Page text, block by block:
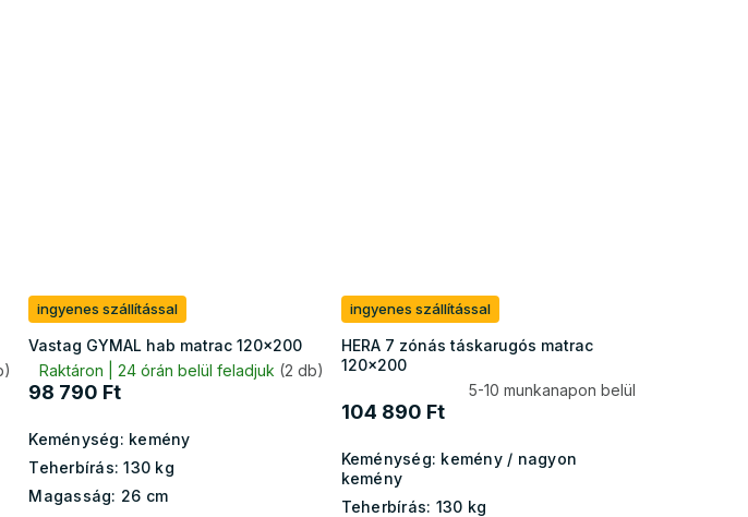
ingyenes szállítással
Vastag GYMAL hab matrac 120x200
Raktáron | 24 órán belül feladjuk (2 db)
98 790 Ft
Keménység: kemény
Teherbírás: 130 kg
Magasság: 26 cm
ingyenes szállítással
HERA 7 zónás táskarugós matrac
120x200
5-10 munkanapon belül
104 890 Ft
Keménység: kemény / nagyon
kemény
Teherbírás: 130 kg